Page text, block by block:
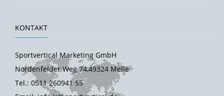
KONTAKT
Sportvertical Marketing GmbH
Nordenfelder Weg 74,49324 Melle
Tel.: 0511 260941 55